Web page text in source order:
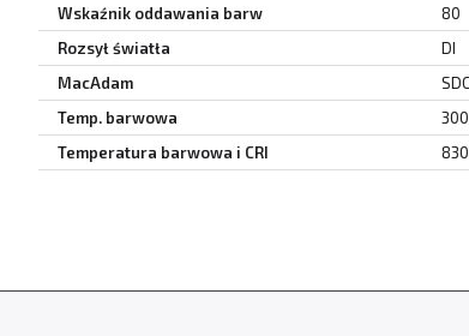
Wskaźnik oddawania barw
80
Rozsył światła
DI
MacAdam
Temp. barwowa
Temperatura barwowa i CRI
830